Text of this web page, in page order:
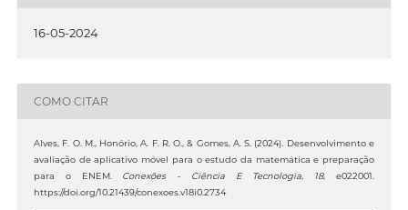
16-05-2024
COMO CITAR
Alves, F. O. M., Honório, A. F. R. O., & Gomes, A. S. (2024). Desenvolvimento e
avaliação de aplicativo móvel para o estudo da matemática e preparação
para o ENEM. Conexões - Ciência E Tecnologia, 18, e022001.
https://doi.org/10.21439/conexoes.v18i0.2734